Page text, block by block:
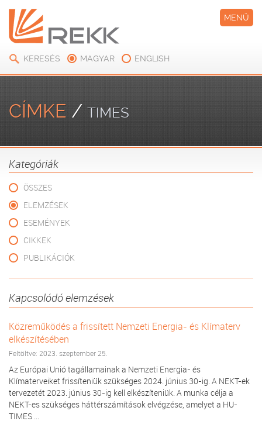
KERESÉS MAGYAR ENGLISH
MENÜ
CÍMKE / TIMES
Kategóriák
ÖSSZES
ELEMZÉSEK
ESEMÉNYEK
CIKKEK
PUBLIKÁCIÓK
Kapcsolódó elemzések
Közreműködés a frissített Nemzeti Energia- és Klímaterv
elkészítésében
Feltöltve: 2023. szeptember 25.
Az Európai Unió tagállamainak a Nemzeti Energia- és
Klímaterveiket frissíteniük szükséges 2024. június 30-ig. A NEKT-ek
tervezetét 2023. június 30-ig kell elkészíteniük. A munka célja a
NEKT-es szükséges háttérszámítások elvégzése, amelyet a HU-
TIMES ...